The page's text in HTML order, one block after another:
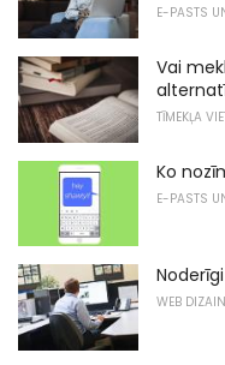
E-PASTS
Vai
TĪMEKĻA
Ko
E-PASTS
WEB